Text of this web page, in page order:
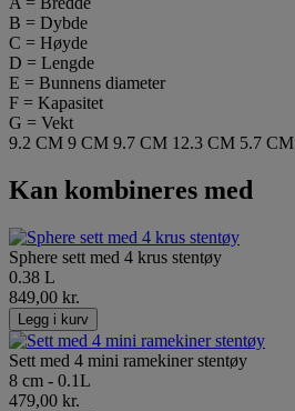
B = Dybde
C = Høyde
D = Lengde
E = Bunnens diameter
F = Kapasitet
G = Vekt
9.2 CM 9 CM 9.7 CM 12.3 CM 5.7 CM
Kan kombineres med
Sphere sett med 4 krus stentøy
0.38 L
849,00 kr.
Legg i kurv
Sett med 4 mini ramekiner stentøy
8 cm - 0.1L
479,00 kr.